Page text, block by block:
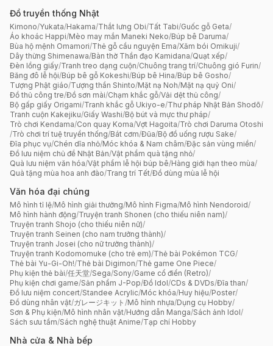
Đồ truyền thống Nhật
Kimono/Yukata/Hakama/Thắt lưng Obi/Tất Tabi/Guốc gỗ Geta/
Áo khoác Happi/Mèo may mắn Maneki Neko/Búp bê Daruma/
Bùa hộ mệnh Omamori/Thẻ gỗ cầu nguyện Ema/Xăm bói Omikuji/
Dây thừng Shimenawa/Bàn thờ Thần đạo Kamidana/Quạt xếp/
Đèn lồng giấy/Tranh treo dạng cuộn/Chuông trang trí/Chuông gió Furin/
Băng đô lễ hội/Búp bê gỗ Kokeshi/Búp bê Hina/Búp bê Gosho/
Tượng Phật giáo/Tượng thần Shinto/Mặt nạ Noh/Mặt nạ quỷ Oni/
Đồ thủ công tre/Đồ sơn mài/Chạm khắc gỗ/Vải dệt thủ công/
Bộ gấp giấy Origami/Tranh khắc gỗ Ukiyo-e/Thư pháp Nhật Bản Shodō/
Tranh cuộn Kakejiku/Giấy Washi/Bộ bút và mực thư pháp/
Trò chơi Kendama/Con quay Koma/Vợt Hagoita/Trò chơi Daruma Otoshi
/Trò chơi trí tuệ truyền thống/Bát cơm/Đũa/Bộ đồ uống rượu Sake/
Đĩa phục vụ/Chén dĩa nhỏ/Móc khóa & Nam châm/Đặc sản vùng miền/
Đồ lưu niệm chủ đề Nhật Bản/Vật phẩm quà tặng nhỏ/
Quà lưu niệm văn hóa/Vật phẩm lễ hội búp bê/Hàng giới hạn theo mùa/
Quà tặng mùa hoa anh đào/Trang trí Tết/Đồ dùng mùa lễ hội
Văn hóa đại chúng
Mô hình tỉ lệ/Mô hình giải thưởng/Mô hình Figma/Mô hình Nendoroid/
Mô hình hành động/Truyện tranh Shonen (cho thiếu niên nam)/
Truyện tranh Shojo (cho thiếu niên nữ)/
Truyện tranh Seinen (cho nam trưởng thành)/
Truyện tranh Josei (cho nữ trưởng thành)/
Truyện tranh Kodomomuke (cho trẻ em)/Thẻ bài Pokémon TCG/
Thẻ bài Yu-Gi-Oh!/Thẻ bài Digimon/Thẻ game One Piece/
Phụ kiện thẻ bài/任天堂/Sega/Sony/Game cổ điển (Retro)/
Phụ kiện chơi game/Sản phẩm J-Pop/Đồ Idol/CDs & DVDs/Đĩa than/
Đồ lưu niệm concert/Standee Acrylic/Móc khóa/Huy hiệu/Poster/
Đồ dùng nhân vật/ガレージキット /Mô hình nhựa/Dụng cụ Hobby/
Sơn & Phụ kiện/Mô hình nhân vật/Hướng dẫn Manga/Sách ảnh Idol/
Sách sưu tầm/Sách nghệ thuật Anime/Tạp chí Hobby
Nhà cửa & Nhà bếp